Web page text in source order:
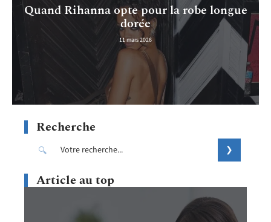
Quand Rihanna opte pour la robe longue
dorée
11 mars 2026
Recherche
Article au top